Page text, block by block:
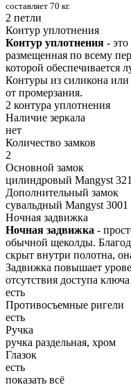
составляет 70 кг.
2 петли
Контур уплотнения
Контур уплотнения -
размещенная по всему
которой обеспечивается
Контуры из силикона
от промерзания.
2 контура уплотнения
Наличие зеркала
нет
Количество замков
2
Основной замок
цилиндровый Mangyst
Дополнительный замок
сувальдный Mangyst 3001
Ночная задвижка
Ночная задвижка -
обычной щеколды.
скрыт внутри полотна,
Задвижка повышает
отсутствия доступа
есть
Противосъемные ригели
есть
Ручка
ручка раздельная, хром
Глазок
есть
показать всё